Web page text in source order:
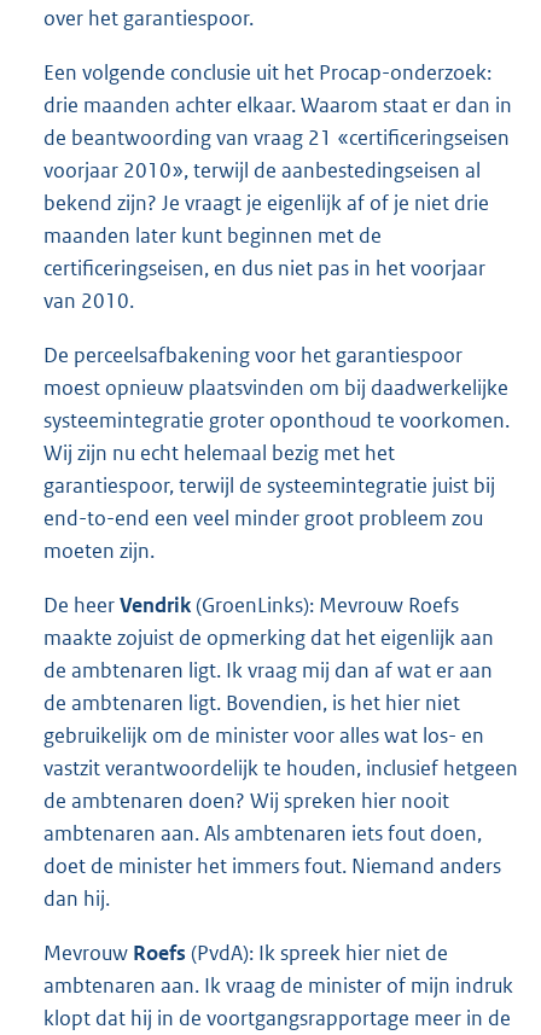
over het garantiespoor.
Een volgende conclusie uit het Procap-onderzoek:
drie maanden achter elkaar. Waarom staat er dan in
de beantwoording van vraag 21 «certificeringseisen
voorjaar 2010», terwijl de aanbestedingseisen al
bekend zijn? Je vraagt je eigenlijk af of je niet drie
maanden later kunt beginnen met de
certificeringseisen, en dus niet pas in het voorjaar
van 2010.
De perceelsafbakening voor het garantiespoor
moest opnieuw plaatsvinden om bij daadwerkelijke
systeemintegratie groter oponthoud te voorkomen.
Wij zijn nu echt helemaal bezig met het
garantiespoor, terwijl de systeemintegratie juist bij
end-to-end een veel minder groot probleem zou
moeten zijn.
De heerVendrik(GroenLinks): Mevrouw Roefs
maakte zojuist de opmerking dat het eigenlijk aan
de ambtenaren ligt. Ik vraag mij dan af wat er aan
de ambtenaren ligt. Bovendien, is het hier niet
gebruikelijk om de minister voor alles wat los- en
vastzit verantwoordelijk te houden, inclusief hetgeen
de ambtenaren doen? Wij spreken hier nooit
ambtenaren aan. Als ambtenaren iets fout doen,
doet de minister het immers fout. Niemand anders
dan hij.
Mevrouw Roefs (PvdA): Ik spreek hier niet de
ambtenaren aan. Ik vraag de minister of mijn indruk
klopt dat hij in de voortgangsrapportage meer in de